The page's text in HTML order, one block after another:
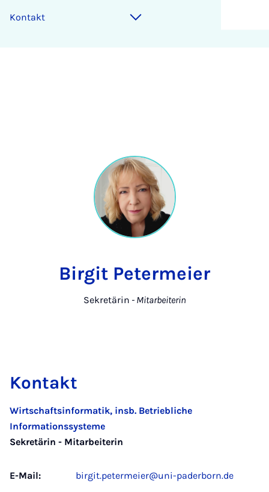
Kontakt
Birgit Petermeier
Sekretärin - Mitarbeiterin
Kontakt
Wirtschaftsinformatik, insb. Betriebliche
Informationssysteme
Sekretärin - Mitarbeiterin
E-Mail: birgit.petermeier@uni-paderborn.de